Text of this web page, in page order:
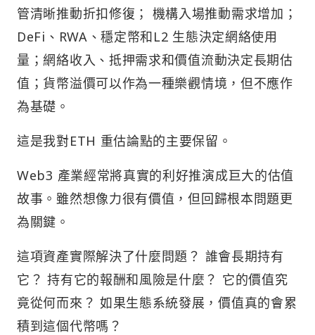
管清晰推動折扣修復； 機構入場推動需求增加；
DeFi、RWA、穩定幣和L2 生態決定網絡使用
量；網絡收入、抵押需求和價值流動決定長期估
值；貨幣溢價可以作為一種樂觀情境，但不應作
為基礎。
這是我對ETH 重估論點的主要保留。
Web3 產業經常將真實的利好推演成巨大的估值
故事。雖然想像力很有價值，但回歸根本問題更
為關鍵。
這項資產實際解決了什麼問題？ 誰會長期持有
它？ 持有它的報酬和風險是什麼？ 它的價值究
竟從何而來？ 如果生態系統發展，價值真的會累
積到這個代幣嗎？